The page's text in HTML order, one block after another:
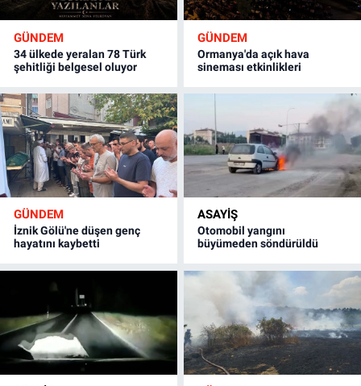
GÜNDEM
34 ülkede yeralan 78 Türk
şehitliği belgesel oluyor
GÜNDEM
Ormanya'da açık hava
sineması etkinlikleri
GÜNDEM
İznik Gölü'ne düşen genç
hayatını kaybetti
ASAYİŞ
Otomobil yangını
büyümeden söndürüldü